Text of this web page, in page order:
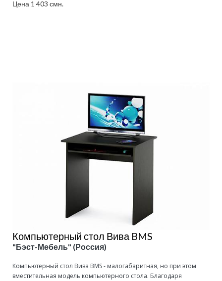
Цена 1 403 смн.
Компьютерный стол Вива BMS
"Бэст-Мебель" (Россия)
Компьютерный стол Вива BMS - малогабаритная, но при этом
вместительная модель компьютерного стола. Благодаря